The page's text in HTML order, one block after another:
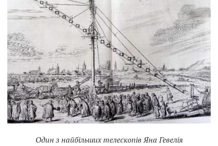
Один з найбільших телескопів Яна Гевелія